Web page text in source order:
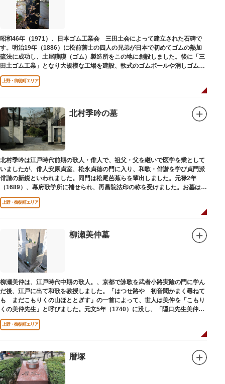
昭和46年（1971）、日本ゴム工業会 三田土会によって建立された石碑で
す。明治19年（1886）に松前藩士の四人の兄弟が日本で初めてゴムの熱加
硫法に成功し、土屋護謨（ゴム）製造所をこの地に創設しました。後に「三
田土ゴム工業」となり大規模な工場を建設、軟式のゴムボールや消しゴムな
ど新しいゴム製品を次々に開発しました。
上野・御徒町エリア
北村季吟の墓
北村季吟は江戸時代前期の歌人・俳人で、祖父・父を継いで医学を業として
いましたが、俳人安原貞室、松永貞徳の門に入り、和歌・俳諧を学び貞門派
俳諧の新鋭といわれました。同門は松尾芭蕉らを輩出しました。元禄2年
（1689）、幕府歌学所に補せられ、再昌院法印の称を受けました。お墓は正
慶寺（しょうけいじ）にあります。
上野・御徒町エリア
柳瀬美仲墓
柳瀬美仲は、江戸時代中期の歌人。、京都で詠歌を武者小路実陰の門に学ん
だ後、江戸に出て和歌を教授しました。「はつせ路や 初音聞かまく尋ねて
も まだこもりくの山ほととぎす」の一首によって、世人は美仲を「こもり
くの美仲先生」と呼びました。元文5年（1740）に没し、「隠口先生美仲甫
之墓」と刻まれた墓が教證寺（きょうしょうじ）にあります。
上野・御徒町エリア
暦塚